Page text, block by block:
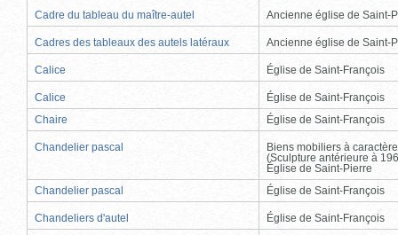
Cadre du tableau du maître-autel Ancienne église de Saint-
Cadres des tableaux des autels latéraux Ancienne église de Saint-
Calice Église de Saint-François
Calice
Église de Saint-François
Chaire
Église de Saint-François
Chandelier pascal
Biens mobiliers à
(Sculpture antérieure à
Église de Saint-Pierre
Chandelier pascal
Église de Saint-François
Chandeliers d'autel Église de Saint-François